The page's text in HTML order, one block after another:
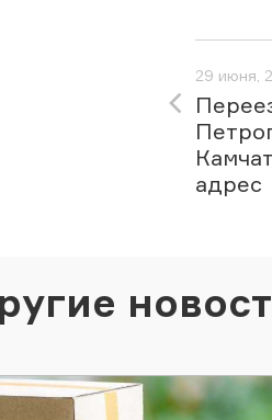
29 июня,
адрес